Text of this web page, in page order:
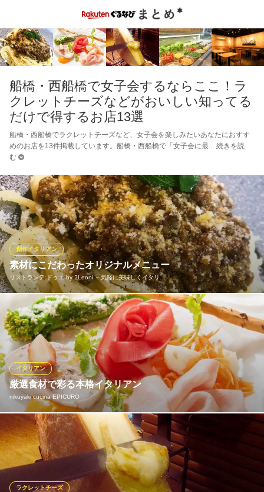
船橋・西船橋で女子会するならここ！ラ
クレットチーズなどがおいしい知ってる
だけで得するお店13選
船橋・西船橋でラクレットチーズなど、女子会を楽しみたいあなたにおすす
めのお店を13件掲載しています。船橋・西船橋で「女子会に最
続きを読
む
素材にこだわったオリジナルメニュー
リストランテ ドゥエ by 2Leoni ～気軽に美味しくイタリ…
創作イタリアン
黒毛和牛を使ったミートソース、甘エビのミソとクリームのソー
ス、コク旨なトリッパの煮込みなど、素材にこだわったオリジナ
ルメニューを沢山ご用意しております。料理に合わせるワインも
多数の中からお選びいただけます。料理とワインのマリアージュ
を楽しみながらゆったりとした時間をお過ごし下さい。
リストランテ ドゥエ by 2Leoni ～気軽に美味しくイタリア
ン～
カジュアルイタリアン
ＪＲ総武線船橋駅 徒歩3分
千葉県船橋市本町5-6-12 1F
厳選食材で彩る本格イタリアン
nikuyaki cucina EPICURO
イタリアン
味も見た目も楽しめる品数豊富な前菜、アミノ酸の掛け合わせを
元に計算された独自の「うまみ」を詰め込んだ究極トマトソ ース
にオリジナル手打ちパスタ、手ごねのピザ。エピキューロでしか
体験できない味をぜひお楽しみください。
ラクレットチーズ